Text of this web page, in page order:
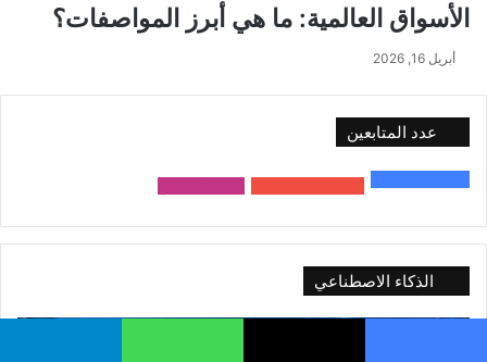
الأسواق العالمية: ما هي أبرز المواصفات؟
أبريل 16, 2026
عدد المتابعين
الذكاء الاصطناعي